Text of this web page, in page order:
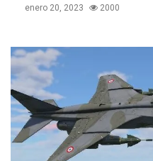
enero 20, 2023 2000